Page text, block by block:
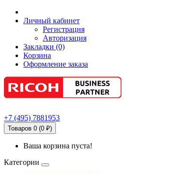
Личный кабинет
Регистрация
Авторизация
Закладки (0)
Корзина
Оформление заказа
+7 (495) 7881953
Товаров 0 (0 ₽)
Ваша корзина пуста!
Категории